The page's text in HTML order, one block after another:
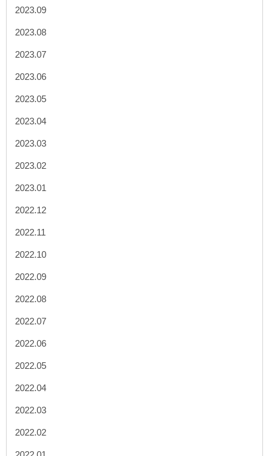
2023.09
2023.08
2023.07
2023.06
2023.05
2023.04
2023.03
2023.02
2023.01
2022.12
2022.11
2022.10
2022.09
2022.08
2022.07
2022.06
2022.05
2022.04
2022.03
2022.02